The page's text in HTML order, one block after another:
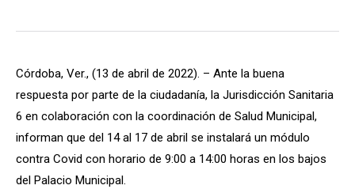
Córdoba, Ver., (13 de abril de 2022). – Ante la buena
respuesta por parte de la ciudadanía, la Jurisdicción Sanitaria
6 en colaboración con la coordinación de Salud Municipal,
informan que del 14 al 17 de abril se instalará un módulo
contra Covid con horario de 9:00 a 14:00 horas en los bajos
del Palacio Municipal.